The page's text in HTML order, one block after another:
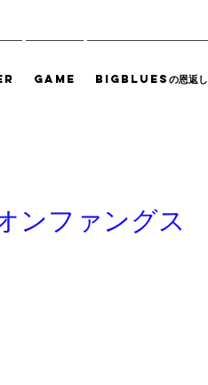
GAME BIGBLUESの恩返し
ンファングス